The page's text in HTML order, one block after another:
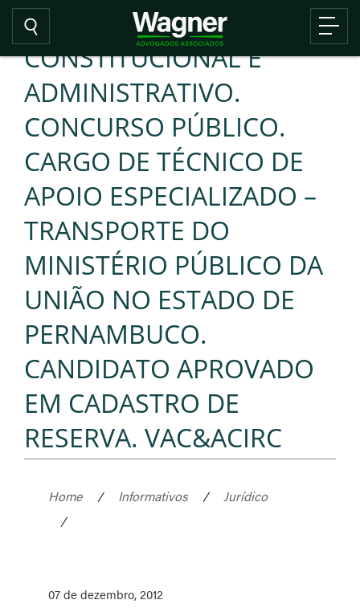
CONSTITUCIONAL E
ADMINISTRATIVO.
CONCURSO PÚBLICO.
CARGO DE TÉCNICO DE
APOIO ESPECIALIZADO –
TRANSPORTE DO
MINISTÉRIO PÚBLICO DA
UNIÃO NO ESTADO DE
PERNAMBUCO.
CANDIDATO APROVADO
EM CADASTRO DE
RESERVA. VAC&ACIRC
Home / Informativos /
Jurídico
/
07 de dezembro, 2012